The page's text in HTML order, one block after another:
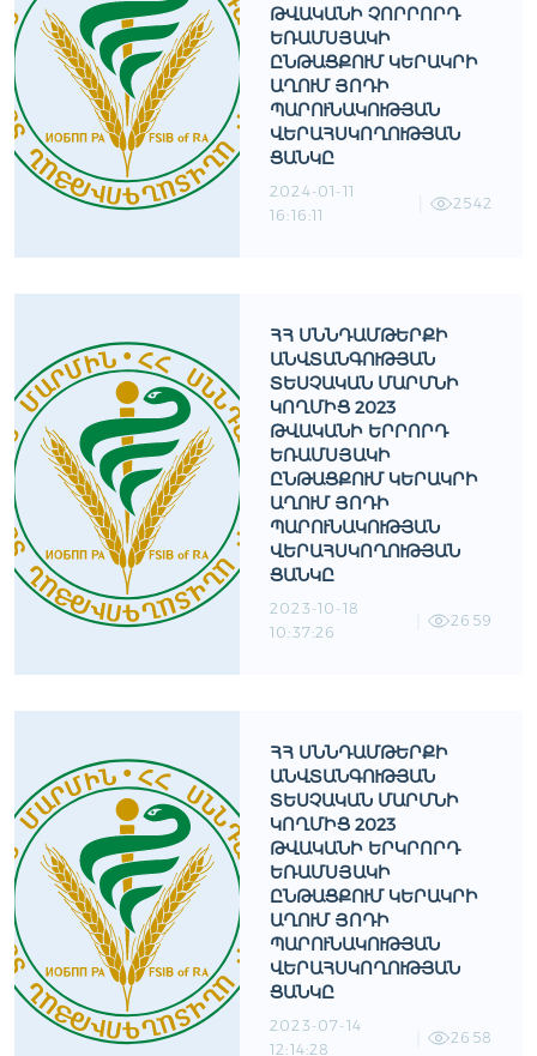
ԹՎԱԿԱՆԻ ՉՈՐՐՈՐԴ
ԵՌԱՄՍՅԱԿԻ
ԸՆԹԱՑՔՈՒՄ ԿԵՐԱԿՐԻ
ԱՂՈՒՄ ՅՈԴԻ
ՊԱՐՈՒՆԱԿՈՒԹՅԱՆ
ՎԵՐԱՀՍԿՈՂՈՒԹՅԱՆ
ՑԱՆԿԸ
2024-01-11
16:16:11
2542
ՀՀ ՍՆՆԴԱՄԹԵՐՔԻ
ԱՆՎՏԱՆԳՈՒԹՅԱՆ
ՏԵՍՉԱԿԱՆ ՄԱՐՄՆԻ
ԿՈՂՄԻՑ 2023
ԹՎԱԿԱՆԻ ԵՐՐՈՐԴ
ԵՌԱՄՍՅԱԿԻ
ԸՆԹԱՑՔՈՒՄ ԿԵՐԱԿՐԻ
ԱՂՈՒՄ ՅՈԴԻ
ՊԱՐՈՒՆԱԿՈՒԹՅԱՆ
ՎԵՐԱՀՍԿՈՂՈՒԹՅԱՆ
ՑԱՆԿԸ
2023-10-18
10:37:26
2659
ՀՀ ՍՆՆԴԱՄԹԵՐՔԻ
ԱՆՎՏԱՆԳՈՒԹՅԱՆ
ՏԵՍՉԱԿԱՆ ՄԱՐՄՆԻ
ԿՈՂՄԻՑ 2023
ԹՎԱԿԱՆԻ ԵՐԿՐՈՐԴ
ԵՌԱՄՍՅԱԿԻ
ԸՆԹԱՑՔՈՒՄ ԿԵՐԱԿՐԻ
ԱՂՈՒՄ ՅՈԴԻ
ՊԱՐՈՒՆԱԿՈՒԹՅԱՆ
ՎԵՐԱՀՍԿՈՂՈՒԹՅԱՆ
ՑԱՆԿԸ
2023-07-14
12:14:28
2658